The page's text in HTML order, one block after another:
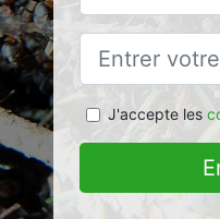
J'accepte les